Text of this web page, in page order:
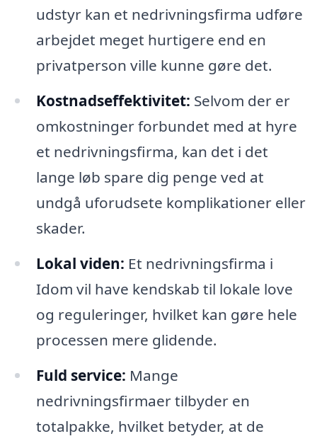
udstyr kan et nedrivningsfirma udføre
arbejdet meget hurtigere end en
privatperson ville kunne gøre det.
Kostnadseffektivitet: Selvom der er
omkostninger forbundet med at hyre
et nedrivningsfirma, kan det i det
lange løb spare dig penge ved at
undgå uforudsete komplikationer eller
skader.
Lokal viden: Et nedrivningsfirma i
Idom vil have kendskab til lokale love
og reguleringer, hvilket kan gøre hele
processen mere glidende.
Fuld service: Mange
nedrivningsfirmaer tilbyder en
totalpakke, hvilket betyder, at de